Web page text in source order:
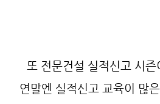
또 전문건설 실적신고 시즌
연말엔 실적신고 교육이 많